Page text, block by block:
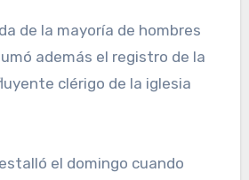
de la mayoría de hombres
además el registro de la
clérigo de la iglesia
el domingo cuando